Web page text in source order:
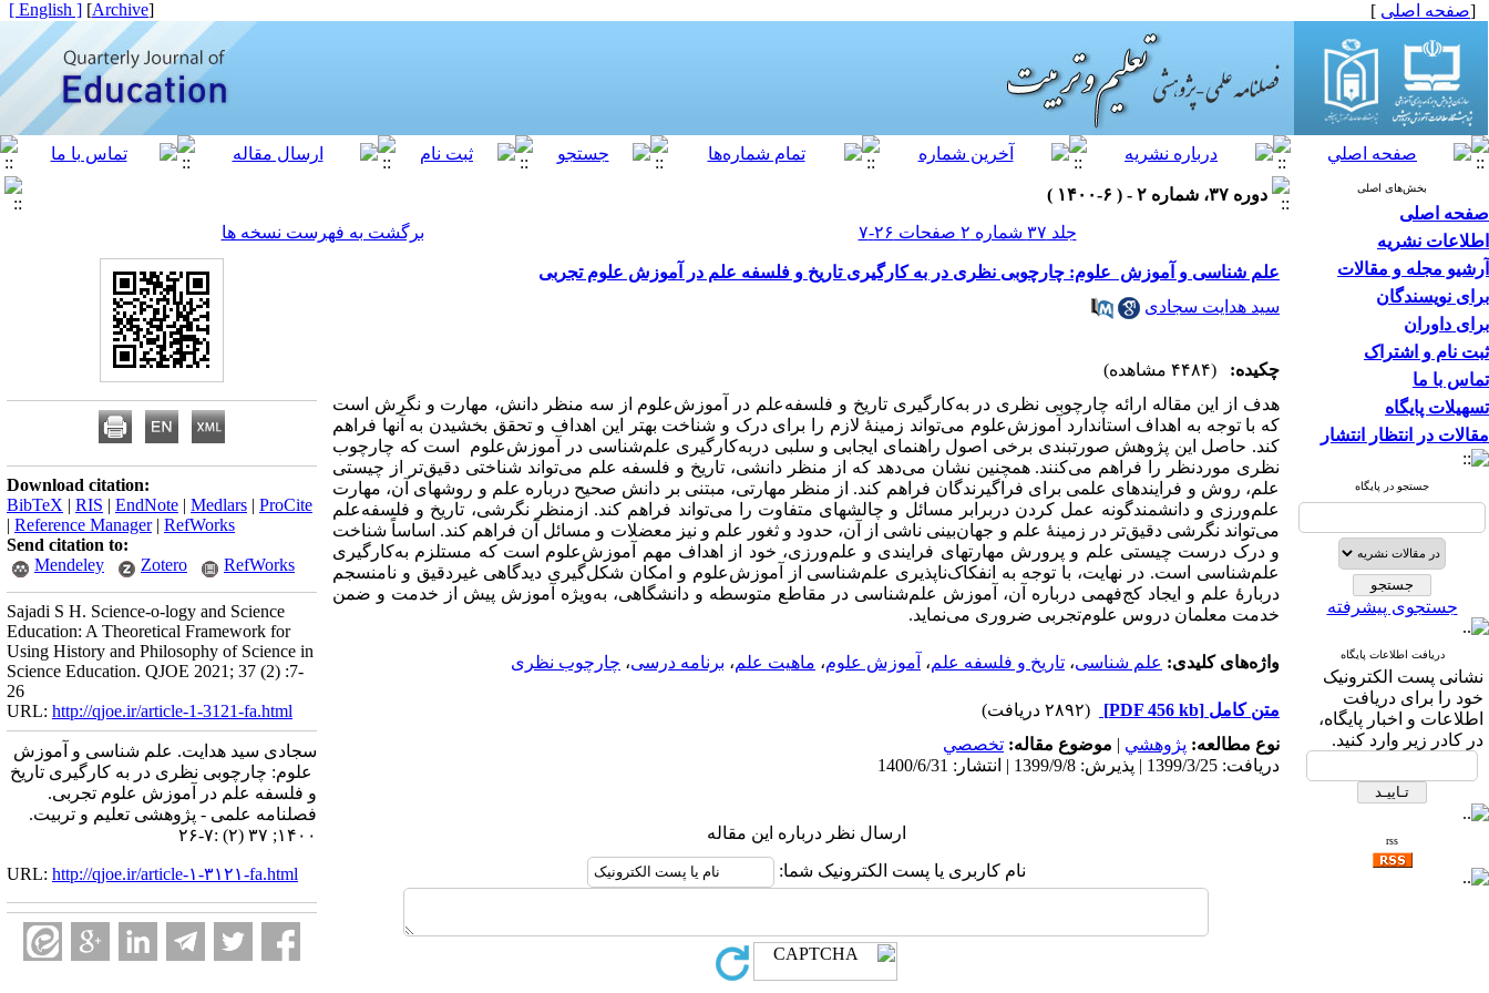
[صفحه اصلی ]
[
Archive
]
[ English ]
بخش‌های اصلی
صفحه اصلی
اطلاعات نشریه
آرشیو مجله و مقالات
برای نویسندگان
برای داوران
ثبت نام و اشتراک
تماس با ما
تسهیلات پایگاه
مقالات در انتظار انتشار
جستجو در پایگاه
جستجوی پیشرفته
دریافت اطلاعات پایگاه
نشانی پست الکترونیک
خود را برای دریافت
اطلاعات و اخبار پایگاه،
در کادر زیر وارد کنید.
rss
دوره ۳۷، شماره ۲ - ( ۶-۱۴۰۰ )
جلد ۳۷ شماره ۲ صفحات ۲۶-۷
برگشت به فهرست نسخه ها
علم شناسی و آموزش علوم: چارچوبی نظری در به کارگیری تاریخ و فلسفه علم در آموزش علوم تجربی
سید هدایت سجادی
چکیده:
(۴۴۸۴ مشاهده)
هدف از این مقاله ارائه چارچوبی نظری در به­‌کارگیری تاریخ و فلسفه­‌علم در آموزش­‌علوم از سه منظر دانش، مهارت و نگرش است
که با توجه به اهداف استاندارد آموزش‌­علوم می‌­تواند زمینۀ لازم را برای درک و شناخت بهتر این اهداف و تحقق بخشیدن به آنها فراهم
کند. حاصل این پژوهش صورتبندی برخی اصول راهنمای ایجابی و سلبی دربه‌­کارگیری علم‌­شناسی در آموزش‌­علوم است که چارچوب
نظری موردنظر را فراهم می‌کنند. همچنین نشان می‌دهد که از منظر دانشی، تاریخ و فلسفه علم می­‌تواند شناختی دقیق‌­تر از چیستی
علم، روش و فرایندهای علمی برای فراگیرندگان فراهم کند. از منظر مهارتی، مبتنی بر دانش صحیح درباره علم و روشهای آن، مهارت
علم‌­ورزی و دانشمند­گونه عمل کردن دربرابر مسائل و چالشهای متفاوت را می‌­تواند فراهم کند. ازمنظر نگرشی، تاریخ و فلسفه­‌علم
می­‌تواند نگرشی دقیق­‌تر در زمینۀ علم و جهان­‌بینی ناشی از آن، حدود و ثغور علم و نیز معضلات و مسائل آن فراهم کند. اساساً شناخت
و درک درست چیستی علم و پرورش مهارتهای فرایندی و علم‌­ورزی، خود از اهداف مهم آموزش‌­علوم است که مستلزم به­‌کارگیری
علم‌­شناسی است. در نهایت، با توجه به انفکاک­‌ناپذیری علم­‌شناسی از آموزش­‌علوم و امکان شکل‌­گیری دیدگاهی غیردقیق و نامنسجم
دربارۀ علم و ایجاد کج‌فهمی درباره آن، آموزش علم­‌شناسی در مقاطع متوسطه و دانشگاهی، به‌­ویژه آموزش پیش از خدمت و ضمن
خدمت معلمان دروس علوم­‌تجربی ضروری می‌­نماید.
واژه‌های کلیدی: علم شناسی، تاریخ و فلسفه علم، آموزش علوم، ماهیت علم، برنامه درسی، چارچوب نظری
متن کامل [PDF 456 kb]
(۲۸۹۲ دریافت)
نوع مطالعه: پژوهشي | موضوع مقاله: تخصصي
دریافت: 1399/3/25 | پذیرش: 1399/9/8 | انتشار: 1400/6/31
ارسال نظر درباره این مقاله
نام کاربری یا پست الکترونیک شما:
Download citation:
BibTeX | RIS | EndNote | Medlars | ProCite
| Reference Manager| RefWorks
Send citation to:
Mendeley
Zotero RefWorks
Sajadi S H. Science-o-logy and Science
Education: A Theoretical Framework for
Using History and Philosophy of Science in
Science Education. QJOE 2021; 37 (2) :7-
26
URL: http://qjoe.ir/article-1-3121-fa.html
سجادی سید هدایت. علم شناسی و آموزش
علوم: چارچوبی نظری در به کارگیری تاریخ
و فلسفه علم در آموزش علوم تجربی.
فصلنامه علمی - پژوهشی تعلیم و تربیت.
۱۴۰۰; ۳۷ (۲) :۷-۲۶
URL: http://qjoe.ir/article-۱-۳۱۲۱-fa.html